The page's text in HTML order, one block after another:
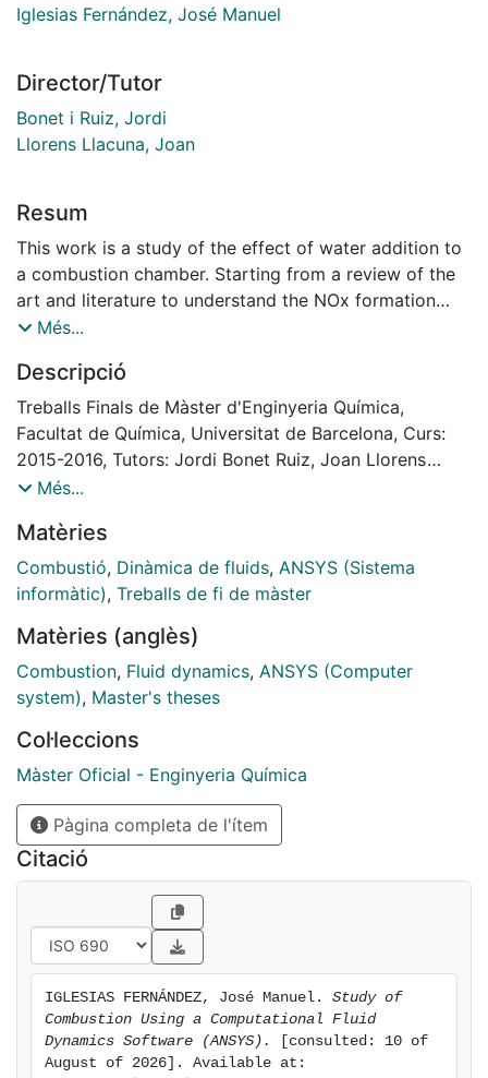
Iglesias Fernández, José Manuel
Director/Tutor
Bonet i Ruiz, Jordi
Llorens Llacuna, Joan
Resum
This work is a study of the effect of water addition to
a combustion chamber. Starting from a review of the
art and literature to understand the NOx formation
phenomena and then, using the commercial
FLUENT to perform a sensitivity analysis of this water
addition.
More specifically, first is a description of what can be
found when searching for computational fluid
dynamics and water injection engines. Secondly, there
a simulation performed in ANSYS FLUENT. Finally,
there’s posed a sensitivity analysis in order to see the
effect of the water addition to a combustor, and the
addition.
Més...
Descripció
Treballs Finals de Màster d'Enginyeria Química,
Facultat de Química, Universitat de Barcelona, Curs:
2015-2016, Tutors: Jordi Bonet Ruiz, Joan Llorens
Llacuna
Més...
Matèries
Combustió, Dinàmica de fluids, ANSYS (Sistema
informàtic), Treballs de fi de màster
Matèries (anglès)
Combustion, Fluid dynamics, ANSYS (Computer
system), Master's theses
Col·leccions
Màster Oficial - Enginyeria Química
Pàgina completa de l'ítem
Citació
IGLESIAS FERNÁNDEZ, José Manuel. Study of
Combustion Using a Computational Fluid
Dynamics Software (ANSYS).
[consulted: 10 of
August of 2026]. Available at: